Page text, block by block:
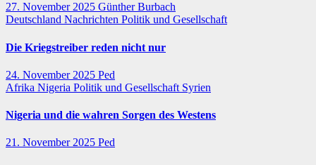
27. November 2025 Günther Burbach
Deutschland Nachrichten Politik und Gesellschaft
Die Kriegstreiber reden nicht nur
24. November 2025 Ped
Afrika Nigeria Politik und Gesellschaft Syrien
Nigeria und die wahren Sorgen des Westens
21. November 2025 Ped